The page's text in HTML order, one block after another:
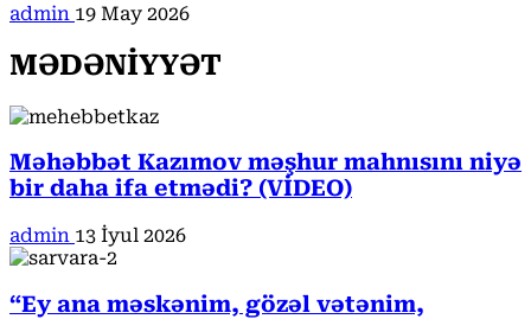
admin 19 May 2026
MƏDƏNİYYƏT
Məhəbbət Kazımov məşhur mahnısını niyə
bir daha ifa etmədi? (VİDEO)
admin 13 İyul 2026
“Ey ana məskənim, gözəl vətənim,